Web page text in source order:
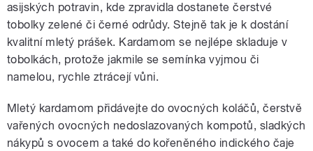
asijských potravin, kde zpravidla dostanete čerstvé
tobolky zelené či černé odrůdy. Stejně tak je k dostání
kvalitní mletý prášek. Kardamom se nejlépe skladuje v
tobolkách, protože jakmile se semínka vyjmou či
namelou, rychle ztrácejí vůni.
Mletý kardamom přidávejte do ovocných koláčů, čerstvě
vařených ovocných nedoslazovaných kompotů, sladkých
nákypů s ovocem a také do kořeněného indického čaje